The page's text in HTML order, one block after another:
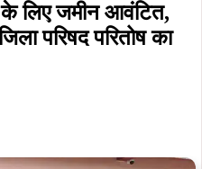
लिए जमीन आवंटित,
परिषद परितोष का